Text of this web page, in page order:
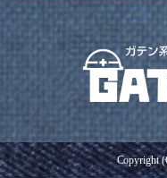
Copyright